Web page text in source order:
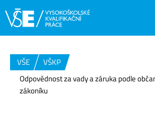
VŠE
VŠKP
Odpovědnost za vady a záruka podle
zákoníku